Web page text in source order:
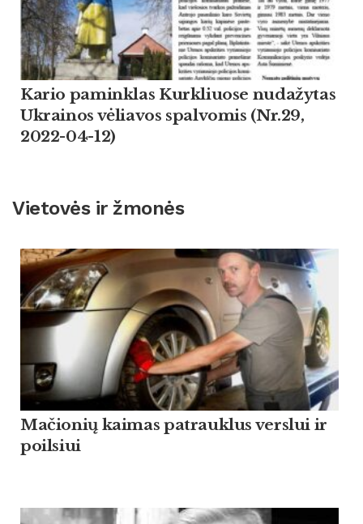
Kario paminklas Kurkliuose nudažytas
Ukrainos vėliavos spalvomis (Nr.29,
2022-04-12)
Vietovės ir žmonės
Mačionių kaimas patrauklus verslui ir
poilsiui